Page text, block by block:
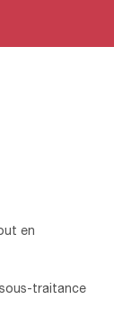
en
traitance